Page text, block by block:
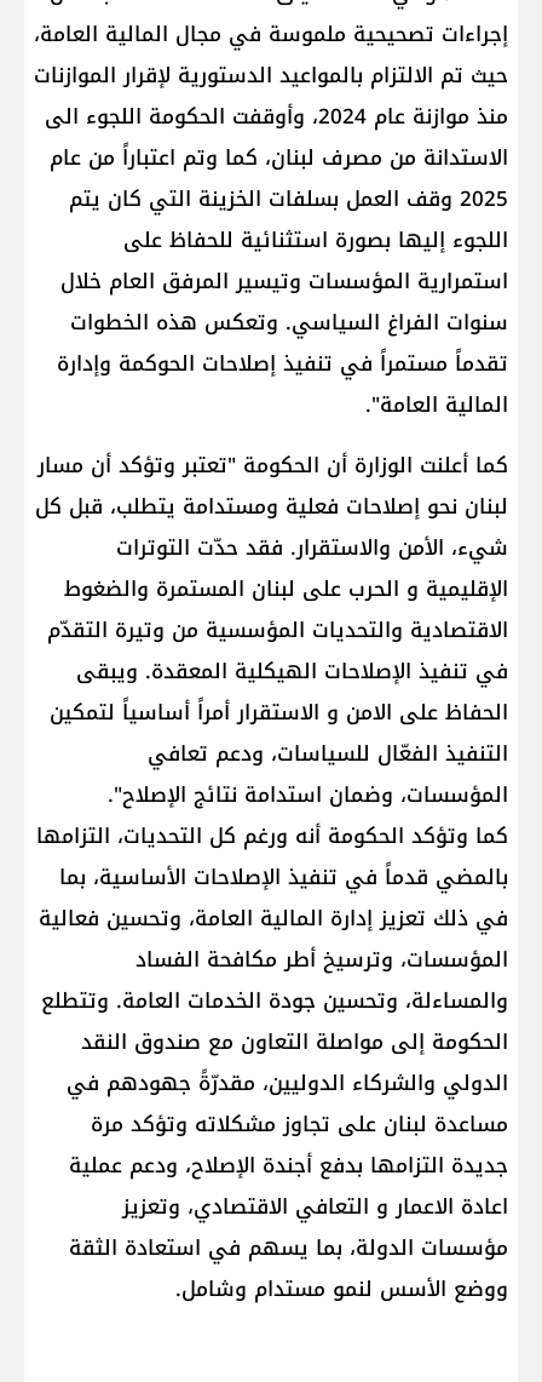
إجراءات تصحيحية ملموسة في مجال المالية العامة،
حيث تم الالتزام بالمواعيد الدستورية لإقرار الموازنات
منذ موازنة عام 2024، وأوقفت الحكومة اللجوء الى
الاستدانة من مصرف لبنان، كما وتم اعتباراً من عام
2025 وقف العمل بسلفات الخزينة التي كان يتم
اللجوء إليها بصورة استثنائية للحفاظ على
استمرارية المؤسسات وتيسير المرفق العام خلال
سنوات الفراغ السياسي. وتعكس هذه الخطوات
تقدماً مستمراً في تنفيذ إصلاحات الحوكمة و​إدارة
المالية العامة​".
كما أعلنت الوزارة أن الحكومة "تعتبر وتؤكد أن مسار
لبنان نحو إصلاحات فعلية ومستدامة يتطلب، قبل كل
شيء، الأمن والاستقرار. فقد حدّت التوترات
الإقليمية و ​الحرب على لبنان​ المستمرة والضغوط
الاقتصادية والتحديات المؤسسية من وتيرة التقدّم
في تنفيذ ​الإصلاحات الهيكلية​ المعقدة. ويبقى
الحفاظ على الامن و الاستقرار أمراً أساسياً لتمكين
التنفيذ الفعّال للسياسات، ودعم تعافي
المؤسسات، وضمان استدامة نتائج الإصلاح".
كما وتؤكد الحكومة أنه ورغم كل التحديات، التزامها
بالمضي قدماً في تنفيذ الإصلاحات الأساسية، بما
في ذلك تعزيز إدارة المالية العامة، وتحسين فعالية
المؤسسات، وترسيخ أطر مكافحة الفساد
والمساءلة، وتحسين جودة الخدمات العامة. وتتطلع
الحكومة إلى مواصلة التعاون مع صندوق النقد
الدولي والشركاء الدوليين، مقدرّةً جهودهم في
مساعدة لبنان على تجاوز مشكلاته وتؤكد مرة
جديدة التزامها بدفع أجندة الإصلاح، ودعم عملية
اعادة الاعمار و التعافي الاقتصادي، وتعزيز
مؤسسات الدولة، بما يسهم في استعادة الثقة
ووضع الأسس لنمو مستدام وشامل.